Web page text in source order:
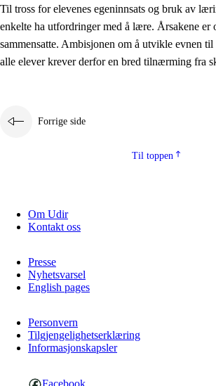
Til tross for elevenes egeninnsats og bruk av
enkelte ha utfordringer med å lære. Årsakene er
sammensatte. Ambisjonen om å utvikle evnen
alle elever krever derfor en bred tilnærming fra
Forrige side
Til toppen
Om Udir
Kontakt oss
Presse
Nyhetsvarsel
English pages
Personvern
Tilgjengelighetserklæring
Informasjonskapsler